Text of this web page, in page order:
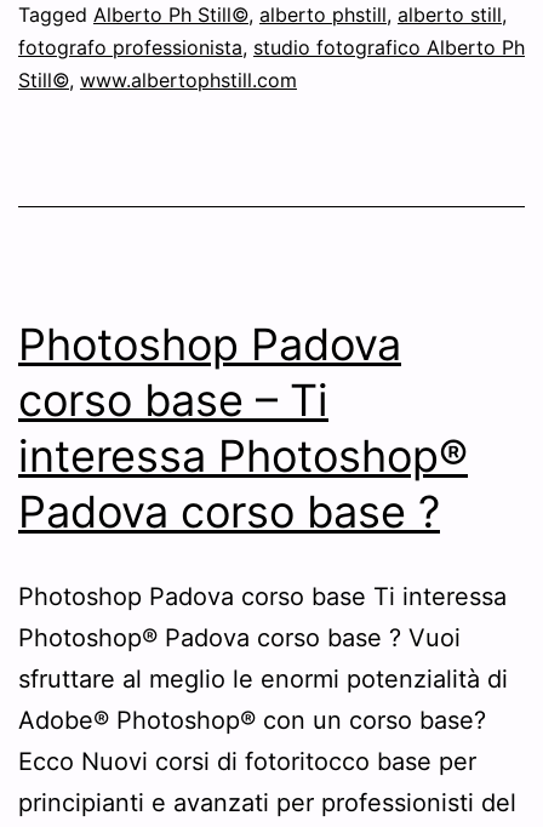
Tagged Alberto Ph Still©, alberto phstill, alberto still,
fotografo professionista, studio fotografico Alberto Ph
Still©, www.albertophstill.com
Photoshop Padova
corso base – Ti
interessa Photoshop®
Padova corso base ?
Photoshop Padova corso base Ti interessa
Photoshop® Padova corso base ? Vuoi
sfruttare al meglio le enormi potenzialità di
Adobe® Photoshop® con un corso base?
Ecco Nuovi corsi di fotoritocco base per
principianti e avanzati per professionisti del